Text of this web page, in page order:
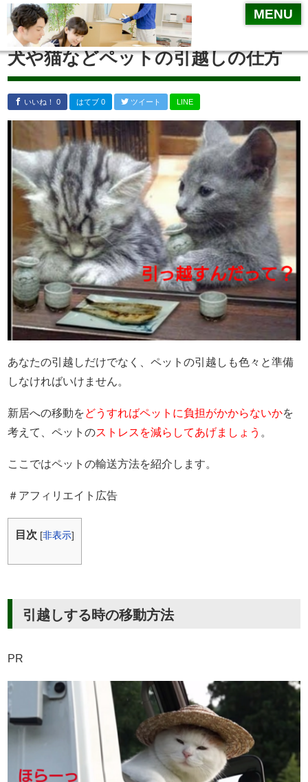
MENU
MENU
引越しやることチェックリスト
引越業者選び
一括見積サイト
相見積り
リサイクルショップ
不要品の処分方法
住所変更
引越し
梱包方法
引越業者が運んでくれない物～標準引越運送約款
挨拶
新居選び
犬や猫などペットの引越しの仕方
いいね！ 0 はてブ 0 ツイート LINE
あなたの引越しだけでなく、ペットの引越しも色々と準備
しなければいけません。
新居への移動をどうすればペットに負担がかからないかを
考えて、ペットのストレスを減らしてあげましょう 。
ここではペットの輸送方法を紹介します。
＃アフィリエイト広告
目次 [非表示]
引越しする時の移動方法
PR